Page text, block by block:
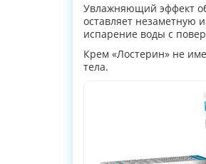
Увлажняющий эффект
оставляет незаметную
испарение воды с
Крем «Лостерин» не
тела.